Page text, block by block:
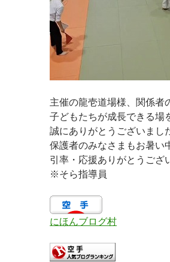
主催の龍壱道場様、関係者
子どもたちが成長できる場
誠にありがとうございまし
保護者のみなさまもお暑い
引率・応援ありがとうござ
※そら指導員
にほんブログ村